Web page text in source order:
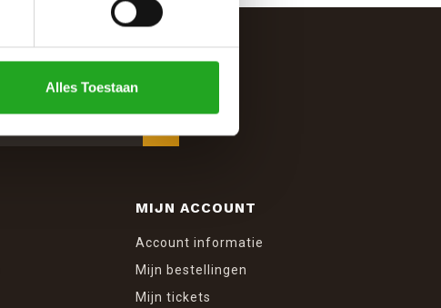
Alles Toestaan
MIJN ACCOUNT
Account informatie
Mijn bestellingen
Mijn tickets